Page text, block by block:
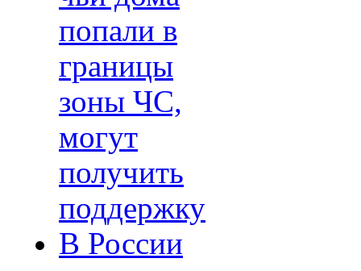
попали в
границы
зоны ЧС,
могут
получить
поддержку
В России